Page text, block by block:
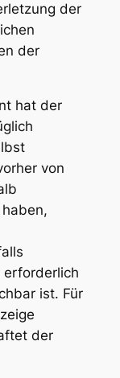
der
der
hat der
von
erforderlich
ist. Für
der